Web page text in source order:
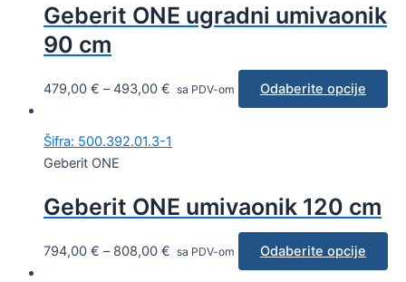
Geberit ONE ugradni umivaonik
90 cm
479,00 € –493,00 € sa PDV-om Odaberite opcije
Šifra: 500.392.01.3-1
Geberit ONE
Geberit ONE umivaonik 120 cm
794,00 € – 808,00 € sa PDV-om Odaberite opcije